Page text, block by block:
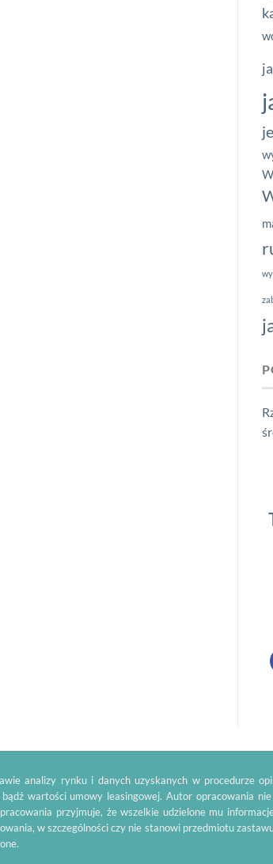
analizy rynku i danych uzyskanych w procedurze
wartości umowy leasingowej. Autor opracowania
przyjmuje, że wszelkie udzielone mu
w szczególności czy nie stanowi przedmiotu